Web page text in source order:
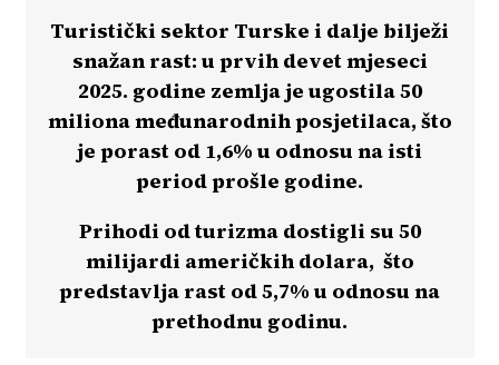
Turistički sektor Turske i dalje bilježi
snažan rast: u prvih devet mjeseci
2025. godine zemlja je ugostila 50
miliona međunarodnih posjetilaca, što
je porast od 1,6% u odnosu na isti
period prošle godine.
Prihodi od turizma dostigli su 50
milijardi američkih dolara, što
predstavlja rast od 5,7% u odnosu na
prethodnu godinu.